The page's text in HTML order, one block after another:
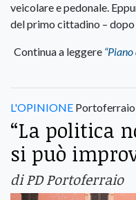
veicolare e pedonale.
del primo cittadino – dopo
Continua a leggere
L'OPINIONE Portoferraio
“La politica
si può
di PD Portoferraio